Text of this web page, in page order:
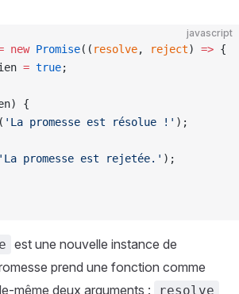
javascript
new Promise(( resolve, reject) => {
= true;
{
( 'La promesse est résolue !' );
'La promesse est rejetée.' );
est une nouvelle instance de
prend une fonction comme
même deux arguments :
resolve